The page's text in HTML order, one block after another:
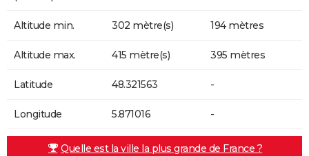
Altitude min. 302 mètre(s) 194 mètres
Altitude max. 415 mètre(s) 395 mètres
Latitude 48.321563 -
Longitude 5.871016 -
Quelle est la ville la plus grande de France ?